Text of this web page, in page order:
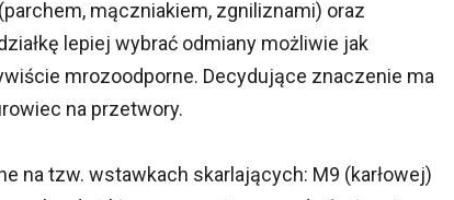
mączniakiem, zgniliznami) oraz
lepiej wybrać odmiany możliwie jak
mrozoodporne. Decydujące znaczenie ma
na przetwory.
na tzw. wstawkach skarlających: M9 (karłowej)